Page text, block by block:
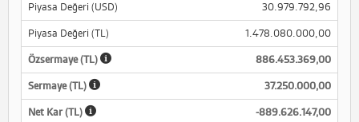
Piyasa Değeri (USD) 30.979.792,96
Piyasa Değeri (TL) 1.478.080.000,00
Özsermaye (TL) 886.453.369,00
Sermaye (TL) 37.250.000,00
Net Kar (TL) -889.626.147,00